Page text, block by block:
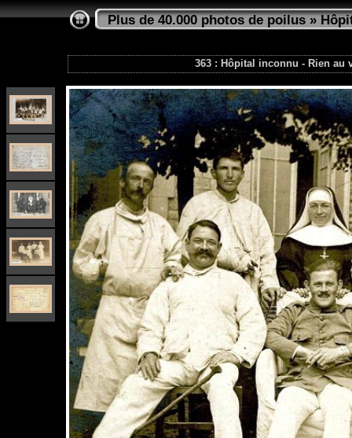
Plus de 40.000 photos de poilus»
363 : Hôpital inconnu - Rien au